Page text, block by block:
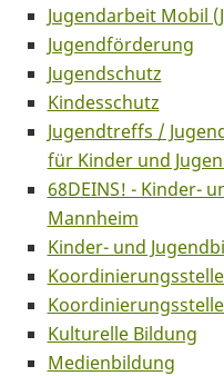
Jugendarbeit Mobil
Jugendförderung
Jugendschutz
Kindesschutz
Jugendtreffs /
für Kinder und
68DEINS! - Kinder-
Mannheim
Kinder- und
Kulturelle Bildung
Medienbildung